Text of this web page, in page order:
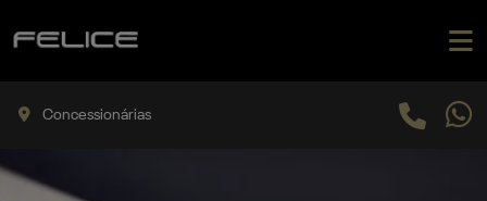
Concessionárias